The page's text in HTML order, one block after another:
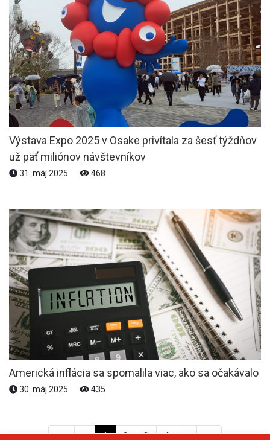
Výstava Expo 2025 v Osake privítala za šesť týždňov
už päť miliónov návštevníkov
31. máj 2025 468
Americká inflácia sa spomalila viac, ako sa očakávalo
30. máj 2025 435
<< < 1 2 3 4 > >>